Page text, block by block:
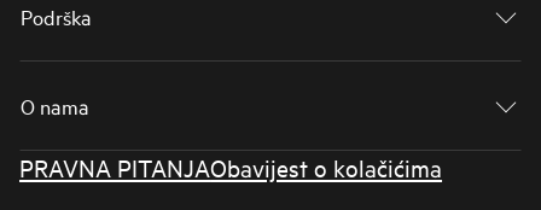
Podrška
O nama
PRAVNA PITANJAObavijest o kolačićima